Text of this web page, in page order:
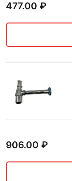
477.00 ₽
906.00 ₽